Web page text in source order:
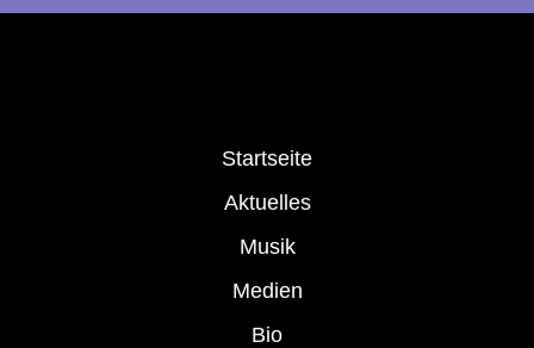
Startseite
Aktuelles
Musik
Medien
Bio